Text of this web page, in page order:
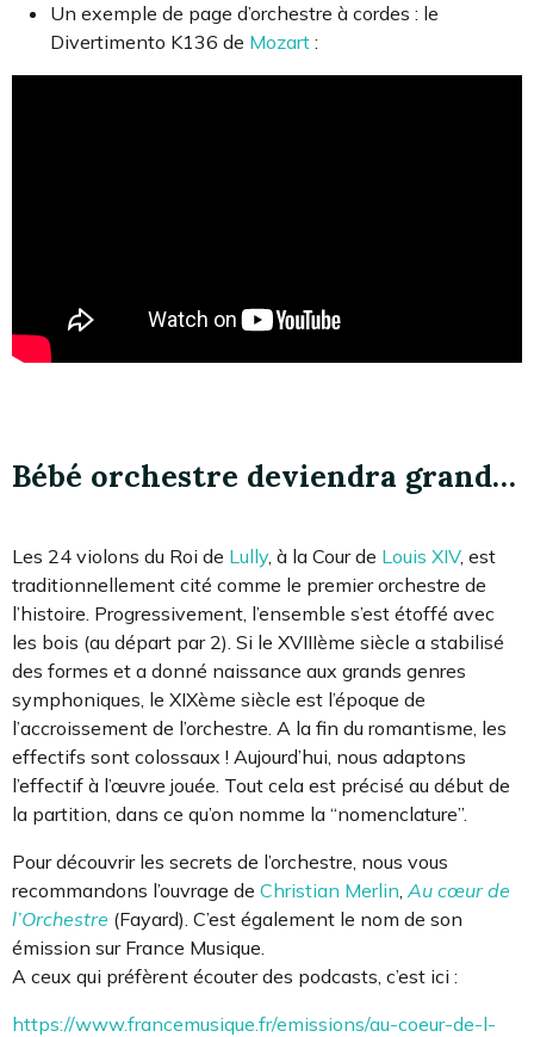
Un exemple de page d’orchestre à cordes : le
Divertimento K136 de Mozart :
Bébé orchestre deviendra grand…
Les 24 violons du Roi de Lully , à la Cour de Louis XIV, est
traditionnellement cité comme le premier orchestre de
l’histoire. Progressivement, l’ensemble s’est étoffé avec
les bois (au départ par 2). Si le XVIIIème siècle a stabilisé
des formes et a donné naissance aux grands genres
symphoniques, le XIXème siècle est l’époque de
l’accroissement de l’orchestre. A la fin du romantisme, les
effectifs sont colossaux ! Aujourd’hui, nous adaptons
l’effectif à l’œuvre jouée. Tout cela est précisé au début de
la partition, dans ce qu’on nomme la “nomenclature”.
Pour découvrir les secrets de l’orchestre, nous vous
recommandons l’ouvrage de Christian Merlin Au cœur de
l’Orchestre (Fayard). C’est également le nom de son
émission sur France Musique.
A ceux qui préfèrent écouter des podcasts, c’est ici :
https://www.francemusique.fr/emissions/au-coeur-de-l-